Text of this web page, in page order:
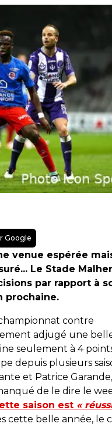
Google
venue espérée
Le Stade
par rapport à
prochaine.
contre
adjugé une
seulement à 4
depuis plusieurs
et Patrice Garande,
de le dire le
saison est «
cette belle année, le